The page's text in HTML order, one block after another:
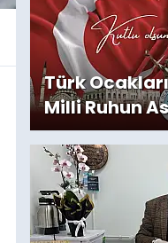
Türk
Milli Ruhun